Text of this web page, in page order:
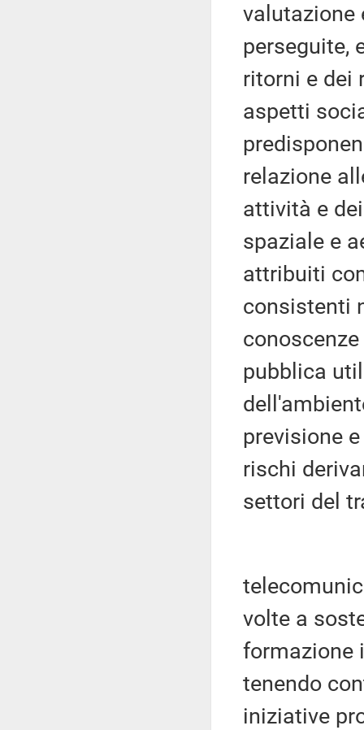
valutazione
perseguite,
ritorni e dei
aspetti
relazione
attività e
spaziale e
attribuiti
consistenti
pubblica
previsione
rischi
settori del
volte a
formazione
tenendo
iniziative